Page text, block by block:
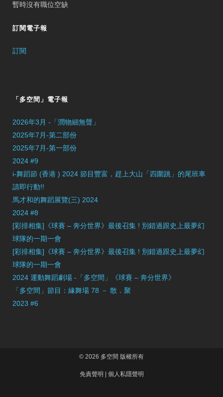
暫時沒有職位空缺
訂閱電子報
訂閱
「多空間」電子報
2026年3月 -「潤物細無聲」
2025年7月-第二部份
2025年7月-第一部份
2024 #9
i-舞蹈節 (香港 ) 2024 節目豐富，趕上大山「四圍跳」的尾班車
請即行動!!
馬才和的舞蹈展覽(三) 2024
2024 #8
[彩排相集]《球賽 – 奔分世界》最後召集 ! 別錯過跟史上最夢幻
球隊的一期一會
[彩排相集]《球賽 – 奔分世界》最後召集 ! 別錯過跟史上最夢幻
球隊的一期一會
2024 運動舞蹈劇場 -「多空間」《球賽 – 奔分世界》
「多空間」節目：緣舞場 78 － 散．聚
2023 #6
© 2026 多空間 版權所有
免責聲明 個人私隱聲明